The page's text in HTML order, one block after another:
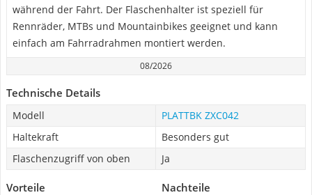
während der Fahrt. Der Flaschenhalter ist speziell für
Rennräder, MTBs und Mountainbikes geeignet und kann
einfach am Fahrradrahmen montiert werden.
08/2026
Technische Details
Modell
PLATTBK ZXC042
Haltekraft
Besonders gut
Flaschenzugriff von oben
Ja
Vorteile Nachteile